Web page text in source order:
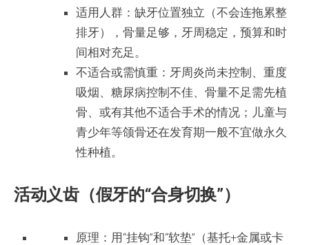
适用人群：缺牙位置独立（不会连拖累整
排牙），骨量足够，牙周稳定，预算和时
间相对充足。
不适合或需慎重：牙周炎尚未控制、重度
吸烟、糖尿病控制不佳、骨量不足需先植
骨、或有其他不适合手术的情况；儿童与
青少年等颌骨还在发育期一般不宜做永久
性种植。
活动义齿（假牙的“合身切换”）
原理：用“挂钩”和“软垫”（基托+金属或卡